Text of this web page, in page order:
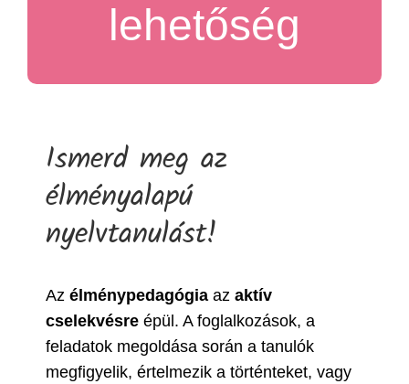
lehetőség
Ismerd meg az
élményalapú
nyelvtanulást!
Az élménypedagógiaaz aktív
cselekvésreépül. A foglalkozások, a
feladatok megoldása során a tanulók
megfigyelik, értelmezik a történteket, vagy